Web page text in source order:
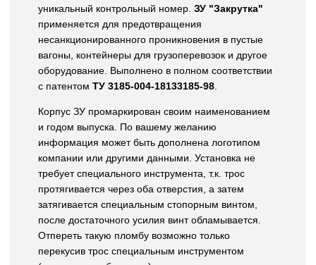
уникальный контрольный номер. ЗУ "Закрутка"
применяется для предотвращения
несанкционированного проникновения в пустые
вагоны, контейнеры для грузоперевозок и другое
оборудование. Выполнено в полном соответствии
с патентом ТУ 3185-004-18133185-98.
Корпус ЗУ промаркирован своим наименованием
и годом выпуска. По вашему желанию
информация может быть дополнена логотипом
компании или другими данными. Установка не
требует специального инструмента, т.к. трос
протягивается через оба отверстия, а затем
затягивается специальным стопорным винтом,
после достаточного усилия винт обламывается.
Отпереть такую пломбу возможно только
перекусив трос специальным инструментом